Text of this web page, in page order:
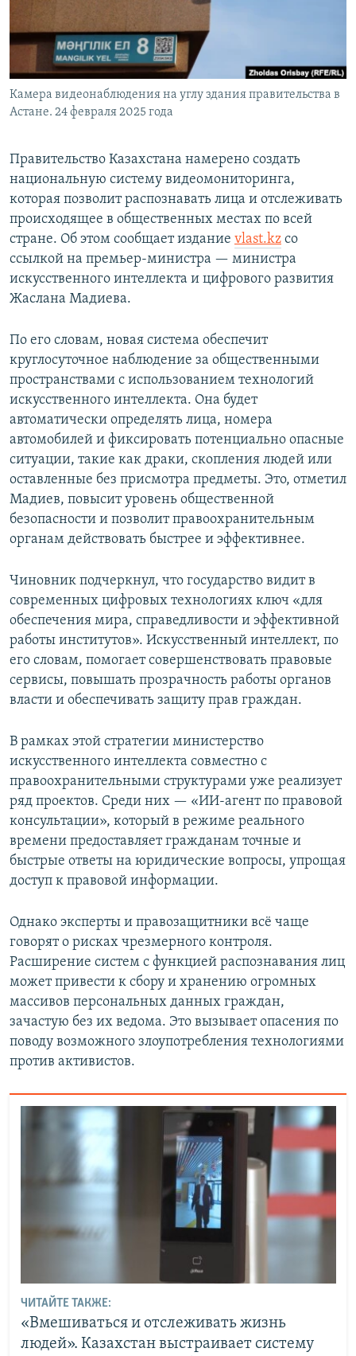
Камера видеонаблюдения на углу здания правительства в
Астане. 24 февраля 2025 года
Правительство Казахстана намерено создать
национальную систему видеомониторинга,
которая позволит распознавать лица и отслеживать
происходящее в общественных местах по всей
стране. Об этом сообщает издание vlast.kz со
ссылкой на премьер-министра — министра
искусственного интеллекта и цифрового развития
Жаслана Мадиева.
По его словам, новая система обеспечит
круглосуточное наблюдение за общественными
пространствами с использованием технологий
искусственного интеллекта. Она будет
автоматически определять лица, номера
автомобилей и фиксировать потенциально опасные
ситуации, такие как драки, скопления людей или
оставленные без присмотра предметы. Это, отметил
Мадиев, повысит уровень общественной
безопасности и позволит правоохранительным
органам действовать быстрее и эффективнее.
Чиновник подчеркнул, что государство видит в
современных цифровых технологиях ключ «для
обеспечения мира, справедливости и эффективной
работы институтов». Искусственный интеллект, по
его словам, помогает совершенствовать правовые
сервисы, повышать прозрачность работы органов
власти и обеспечивать защиту прав граждан.
В рамках этой стратегии министерство
искусственного интеллекта совместно с
правоохранительными структурами уже реализует
ряд проектов. Среди них — «ИИ-агент по правовой
консультации», который в режиме реального
времени предоставляет гражданам точные и
быстрые ответы на юридические вопросы, упрощая
доступ к правовой информации.
Однако эксперты и правозащитники всё чаще
говорят о рисках чрезмерного контроля.
Расширение систем с функцией распознавания лиц
может привести к сбору и хранению огромных
массивов персональных данных граждан,
зачастую без их ведома. Это вызывает опасения по
поводу возможного злоупотребления технологиями
против активистов.
ЧИТАЙТЕ ТАКЖЕ:
«Вмешиваться и отслеживать жизнь
людей». Казахстан выстраивает систему